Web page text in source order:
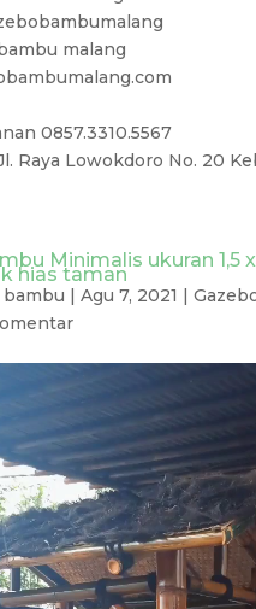
malang
0857.3310.5567
Raya Lowokdoro No. 20
Minimalis ukuran 1,5 x
hias taman
| Agu 7, 2021 |